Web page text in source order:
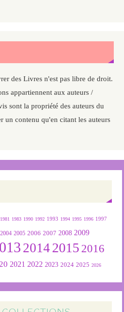
des Livres n'est pas libre de droit.
appartiennent aux auteurs /
sont la propriété des auteurs du
un contenu qu'en citant les auteurs
1981 1983 1990 1992 1993 1994 1995 1996 1997
2004 2005 2006 2007 2008 2009
2014 2015 2016
2021 2022 2023 2024 2025 2026